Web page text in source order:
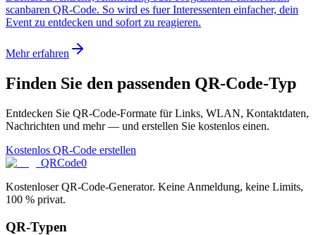
scanbaren QR-Code. So wird es fuer Interessenten einfacher, dein
Event zu entdecken und sofort zu reagieren.
Mehr erfahren
Finden Sie den passenden QR-Code-Typ
Entdecken Sie QR-Code-Formate für Links, WLAN, Kontaktdaten,
Nachrichten und mehr — und erstellen Sie kostenlos einen.
Kostenlos QR-Code erstellen
QRCode0
Kostenloser QR-Code-Generator. Keine Anmeldung, keine Limits,
100 % privat.
QR-Typen